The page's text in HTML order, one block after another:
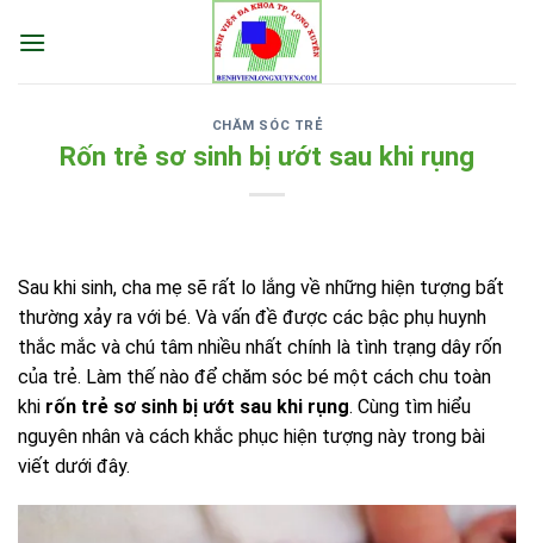
CHĂM SÓC TRẺ
Rốn trẻ sơ sinh bị ướt sau khi rụng
Sau khi sinh, cha mẹ sẽ rất lo lắng về những hiện tượng bất
thường xảy ra với bé. Và vấn đề được các bậc phụ huynh
thắc mắc và chú tâm nhiều nhất chính là tình trạng dây rốn
của trẻ. Làm thế nào để chăm sóc bé một cách chu toàn
khi rốn trẻ sơ sinh bị ướt sau khi rụng. Cùng tìm hiểu
nguyên nhân và cách khắc phục hiện tượng này trong bài
viết dưới đây.